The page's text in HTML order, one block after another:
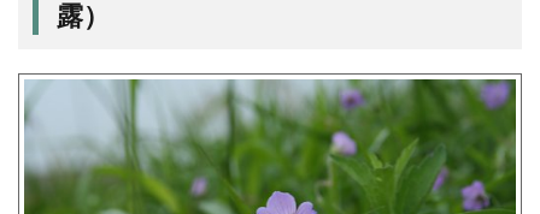
露）